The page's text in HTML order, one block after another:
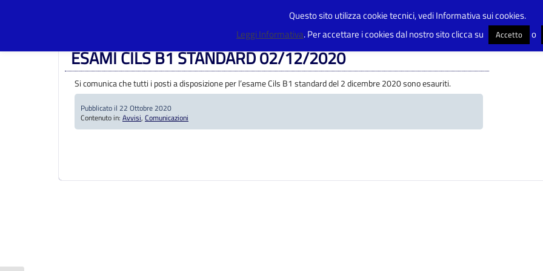
Avvisi>ESAMI CILS B1 STANDARD 02/12/2020
ESAMI CILS B1 STANDARD 02/12/2020
Si comunica che tutti i posti a disposizione per l’esame Cils B1 standard del 2 dicembre 2020 sono esauriti.
Pubblicato il 22 Ottobre 2020
Contenuto in: Avvisi, Comunicazioni
Questo sito utilizza cookie tecnici, vedi Informativa sui cookies.
Leggi Informativa. Per accettare i cookies dal nostro sito clicca su Accetto o